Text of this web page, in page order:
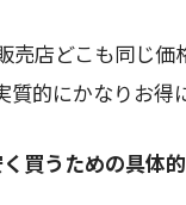
売店どこも同じ
的にかなりお得
買うための具体